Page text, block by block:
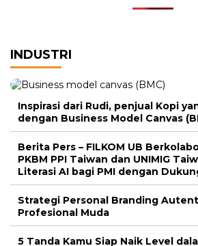
INDUSTRI
Inspirasi dari Rudi, penjual Kopi
dengan Business Model Canvas
Berita Pers – FILKOM UB
PKBM PPI Taiwan dan UNIMIG
Literasi AI bagi PMI dengan
Strategi Personal Branding
Profesional Muda
5 Tanda Kamu Siap Naik Level